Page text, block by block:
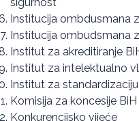
Institucija ombdusmana
Institucija ombudsmana
Institut za akreditiranje
Institut za intelektualno
Institut za
Komisija za koncesije BiH
Konkurencijsko vijeće